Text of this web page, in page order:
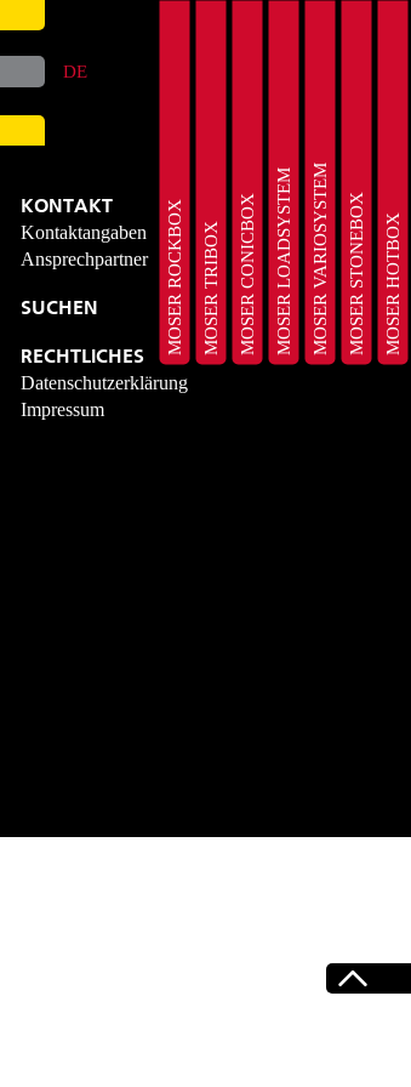
DE
MOSER ROCKBOXMOSER TRIBOXMOSER CONICBOXMOSER LOADSYSTEMMOSER VARIOSYSTEMMOSER STONEBOXMOSER HOTBOX
KONTAKT
Kontaktangaben
Ansprechpartner
SUCHEN
RECHTLICHES
Datenschutzerklärung
Impressum